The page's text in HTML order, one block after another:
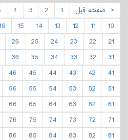
< صفحه قبل 1
2
3
4
10
11
12
13
14
15
21
22
23
24
25
26
31
32
33
34
35
36
41
42
43
44
45
46
51
52
53
54
55
56
61
62
63
64
65
66
71
72
73
74
75
76
81
82
83
84
85
86